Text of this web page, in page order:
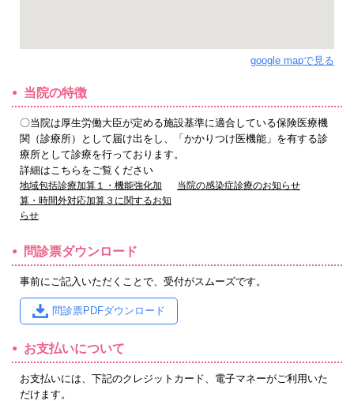
google mapで見る
当院の特徴
〇当院は厚生労働大臣が定める施設基準に適合している保険医療機
関（診療所）として届け出をし、「かかりつけ医機能」を有する診
療所として診療を行っております。
詳細はこちらをご覧ください
地域包括診療加算１・機能強化加
算・時間外対応加算３に関するお知
らせ
当院の感染症診療のお知らせ
問診票ダウンロード
事前にご記入いただくことで、受付がスムーズです。
問診票PDFダウンロード
お支払いについて
お支払いには、下記のクレジットカード、電子マネーがご利用いた
だけます。